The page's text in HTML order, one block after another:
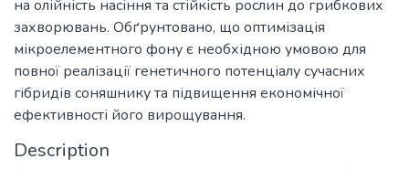
на олійність насіння та стійкість рослин до грибкових
захворювань. Обґрунтовано, що оптимізація
мікроелементного фону є необхідною умовою для
повної реалізації генетичного потенціалу сучасних
гібридів соняшнику та підвищення економічної
ефективності його вирощування.
Description